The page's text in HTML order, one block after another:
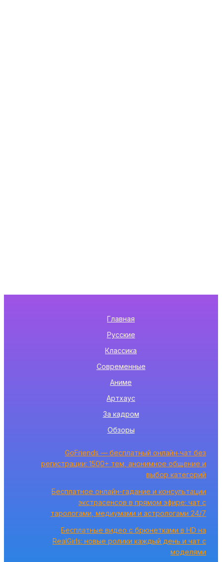
Главная
Русские
Классика
Современные
Аниме
Артхаус
За кадром
Обзоры
GoFriends — бесплатный онлайн‑чат без
регистрации: 1500+ тем, анонимное общение и
выбор категорий
Бесплатное онлайн-гадание и консультации
экстрасенсов в прямом эфире: чат с
тарологами, медиумами и астрологами 24/7
Бесплатные видео с брюнетками в HD на
RealGirls: новые ролики каждый день и чат с
моделями